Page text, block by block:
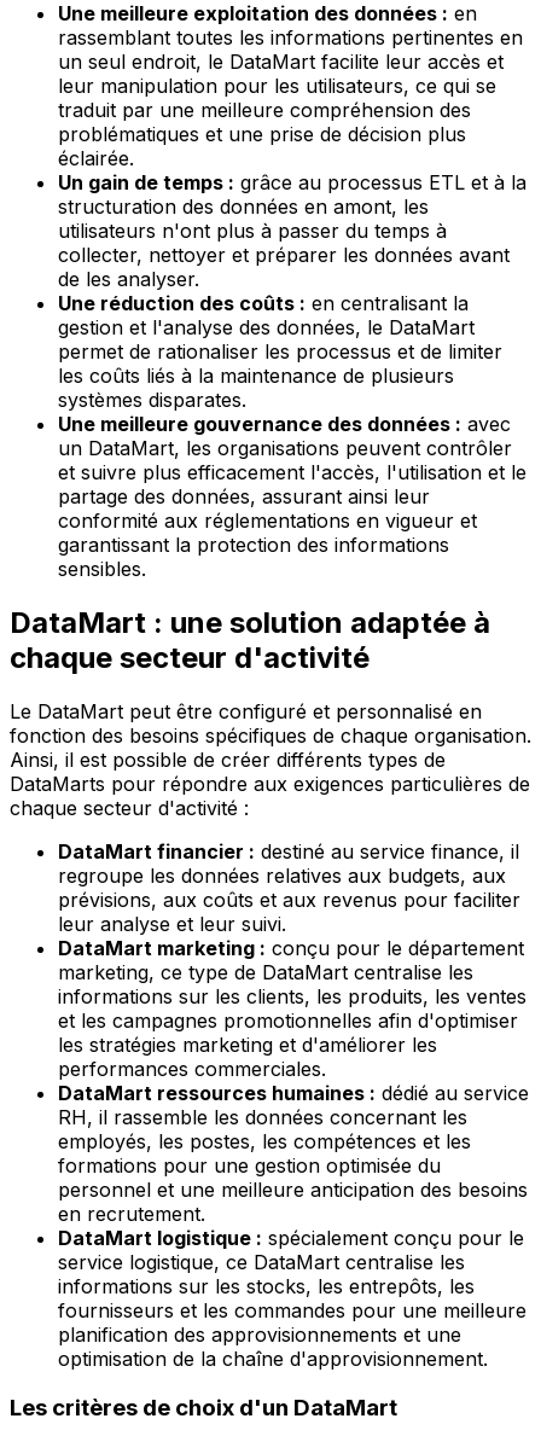
Une meilleure exploitation des données : en
rassemblant toutes les informations pertinentes en
un seul endroit, le DataMart facilite leur accès et
leur manipulation pour les utilisateurs, ce qui se
traduit par une meilleure compréhension des
problématiques et une prise de décision plus
éclairée.
Un gain de temps : grâce au processus ETL et à la
structuration des données en amont, les
utilisateurs n'ont plus à passer du temps à
collecter, nettoyer et préparer les données avant
de les analyser.
Une réduction des coûts : en centralisant la
gestion et l'analyse des données, le DataMart
permet de rationaliser les processus et de limiter
les coûts liés à la maintenance de plusieurs
systèmes disparates.
Une meilleure gouvernance des données : avec
un DataMart, les organisations peuvent contrôler
et suivre plus efficacement l'accès, l'utilisation et le
partage des données, assurant ainsi leur
conformité aux réglementations en vigueur et
garantissant la protection des informations
sensibles.
DataMart : une solution adaptée à
chaque secteur d'activité
Le DataMart peut être configuré et personnalisé en
fonction des besoins spécifiques de chaque organisation.
Ainsi, il est possible de créer différents types de
DataMarts pour répondre aux exigences particulières de
chaque secteur d'activité :
DataMart financier : destiné au service finance, il
regroupe les données relatives aux budgets, aux
prévisions, aux coûts et aux revenus pour faciliter
leur analyse et leur suivi.
DataMart marketing : conçu pour le département
marketing, ce type de DataMart centralise les
informations sur les clients, les produits, les ventes
et les campagnes promotionnelles afin d'optimiser
les stratégies marketing et d'améliorer les
performances commerciales.
DataMart ressources humaines : dédié au service
RH, il rassemble les données concernant les
employés, les postes, les compétences et les
formations pour une gestion optimisée du
personnel et une meilleure anticipation des besoins
en recrutement.
DataMart logistique : spécialement conçu pour le
service logistique, ce DataMart centralise les
informations sur les stocks, les entrepôts, les
fournisseurs et les commandes pour une meilleure
planification des approvisionnements et une
optimisation de la chaîne d'approvisionnement.
Les critères de choix d'un DataMart